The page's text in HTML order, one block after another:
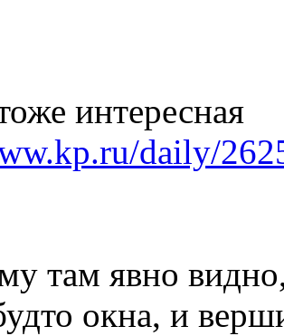
интересная
daily/
там явно
окна, и